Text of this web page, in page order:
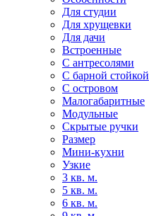
Для студии
Для хрущевки
Для дачи
Встроенные
С антресолями
С барной стойкой
С островом
Малогабаритные
Модульные
Скрытые ручки
Размер
Мини-кухни
Узкие
3 кв. м.
5 кв. м.
6 кв. м.